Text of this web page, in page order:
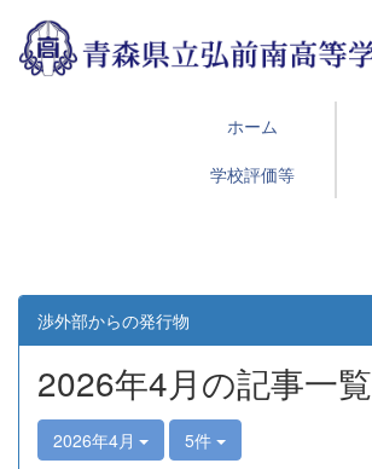
ホーム
学校評価等
渉外部からの発行物
2026年4月の記事一覧
2026年4月 5件